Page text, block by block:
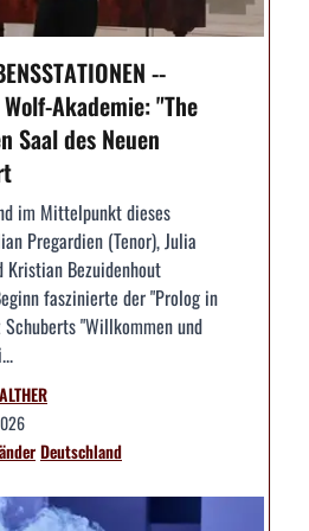
--
Akademie: "The
Saal des Neuen
im Mittelpunkt dieses
Pregardien (Tenor), Julia
Kristian Bezuidenhout
faszinierte der "Prolog in
"Willkommen und
Deutschland